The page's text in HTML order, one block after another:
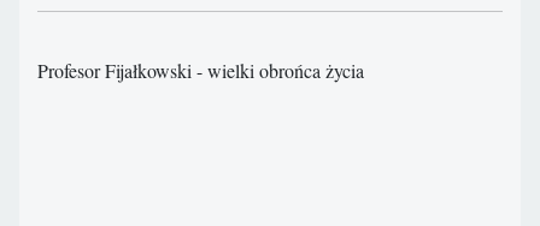
Profesor Fijałkowski - wielki obrońca życia